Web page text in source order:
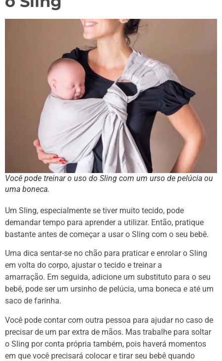
Você pode treinar o uso do Sling com um urso de pelúcia ou
uma boneca.
Um Sling, especialmente se tiver muito tecido, pode
demandar tempo para aprender a utilizar. Então, pratique
bastante antes de começar a usar o Sling com o seu bebê.
Uma dica sentar-se no chão para praticar e enrolar o Sling
em volta do corpo, ajustar o tecido e treinar a
amarração. Em seguida, adicione um substituto para o seu
bebê, pode ser um ursinho de pelúcia, uma boneca e até um
saco de farinha.
Você pode contar com outra pessoa para ajudar no caso de
precisar de um par extra de mãos. Mas trabalhe para soltar
o Sling por conta própria também, pois haverá momentos
em que você precisará colocar e tirar seu bebê quando